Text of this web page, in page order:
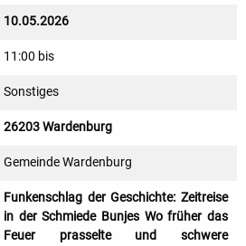
10.05.2026
11:00 bis
Sonstiges
26203 Wardenburg
Gemeinde Wardenburg
Funkenschlag der Geschichte: Zeitreise
in der Schmiede Bunjes Wo früher das
Feuer prasselte und schwere